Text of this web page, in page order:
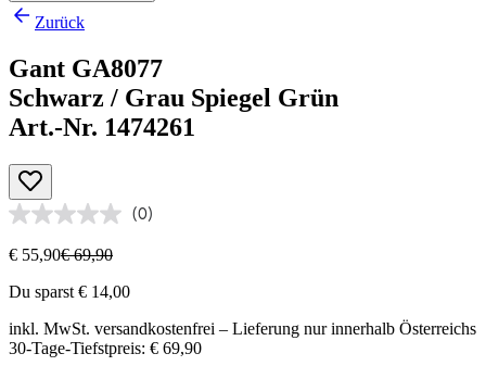
Zurück
Gant GA8077
Schwarz / Grau Spiegel Grün
Art.-Nr. 1474261
(0)
€ 55,90€ 69,90
Du sparst € 14,00
inkl. MwSt. versandkostenfrei – Lieferung nur innerhalb Österreichs
30-Tage-Tiefstpreis: € 69,90